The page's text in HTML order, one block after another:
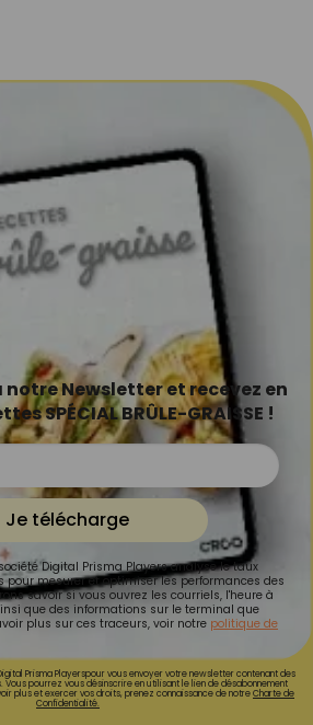
Newsletter et recevez en
SPÉCIAL BRÛLE-GRAISSE !
Je télécharge
Digital Prisma Players analyse le taux
pour mesurer et optimiser les performances des
savoir si vous ouvrez les courriels, l'heure à
que des informations sur le terminal que
plus sur ces traceurs, voir notre politique de
Prisma Playerspour vous envoyer votre newsletter contenant des
pourrez vous désinscrire en utilisant le lien de désabonnement
plus et exercer vos droits, prenez connaissance de notreCharte de
Confidentialité.